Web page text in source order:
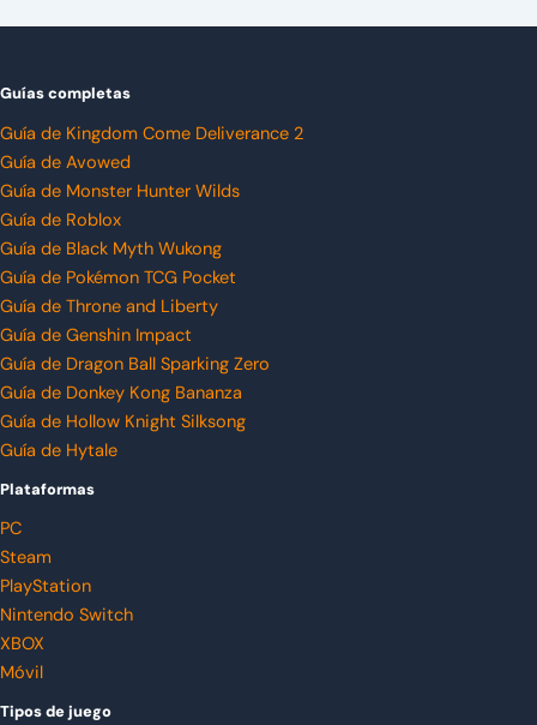
Guías completas
Guía de Kingdom Come Deliverance 2
Guía de Avowed
Guía de Monster Hunter Wilds
Guía de Roblox
Guía de Black Myth Wukong
Guía de Pokémon TCG Pocket
Guía de Throne and Liberty
Guía de Genshin Impact
Guía de Dragon Ball Sparking Zero
Guía de Donkey Kong Bananza
Guía de Hollow Knight Silksong
Guía de Hytale
Plataformas
PC
Steam
PlayStation
Nintendo Switch
XBOX
Móvil
Tipos de juego